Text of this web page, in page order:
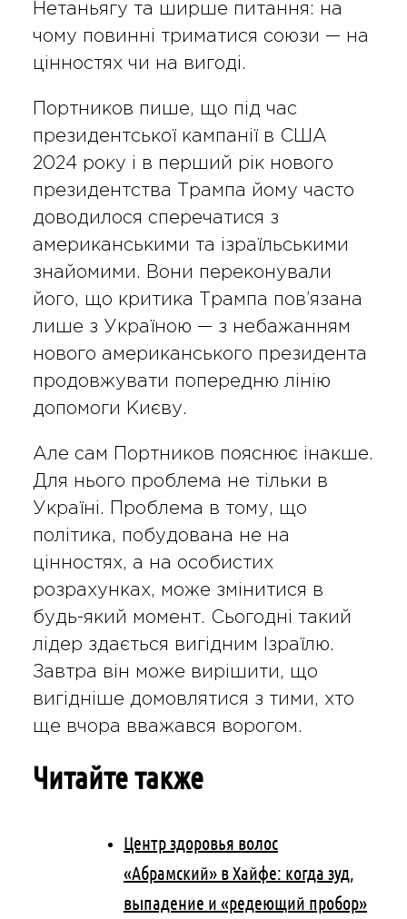
Нетаньягу та ширше питання: на
чому повинні триматися союзи — на
цінностях чи на вигоді.
Портников пише, що під час
президентської кампанії в США
2024 року і в перший рік нового
президентства Трампа йому часто
доводилося сперечатися з
американськими та ізраїльськими
знайомими. Вони переконували
його, що критика Трампа пов’язана
лише з Україною — з небажанням
нового американського президента
продовжувати попередню лінію
допомоги Києву.
Але сам Портников пояснює інакше.
Для нього проблема не тільки в
Україні. Проблема в тому, що
політика, побудована не на
цінностях, а на особистих
розрахунках, може змінитися в
будь-який момент. Сьогодні такий
лідер здається вигідним Ізраїлю.
Завтра він може вирішити, що
вигідніше домовлятися з тими, хто
ще вчора вважався ворогом.
Читайте также
Центр здоровья волос
«Абрaмский» в Хайфе: когда зуд,
выпадение и «редеющий пробор»